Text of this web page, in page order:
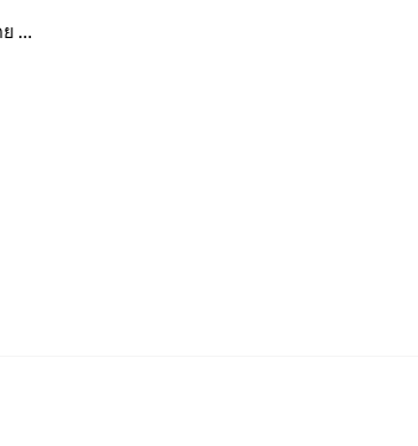
ห้อง1 มือใหม่เล่นหุ้น สายเทคนิค โดย MasterTrade